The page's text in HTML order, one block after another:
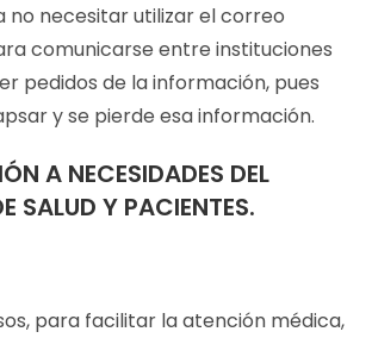
no necesitar utilizar el correo
comunicarse entre instituciones
pedidos de la información, pues
y se pierde esa información.
A NECESIDADES DEL
SALUD Y PACIENTES.
para facilitar la atención médica,